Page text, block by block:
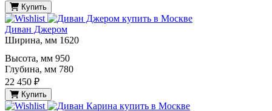
Купить
Диван Джером
Ширина, мм 1620
Высота, мм 950
Глубина, мм 780
22 450 ₽
Купить